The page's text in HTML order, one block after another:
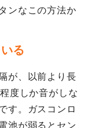
ンなこの方法か
る
が、以前より長
度しか音がしな
す。ガスコンロ
池が弱るとセン